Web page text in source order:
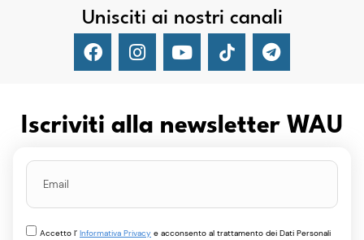
Unisciti ai nostri canali
Iscriviti alla newsletter WAU
Accetto l’ Informativa Privacy e acconsento al trattamento dei Dati Personali